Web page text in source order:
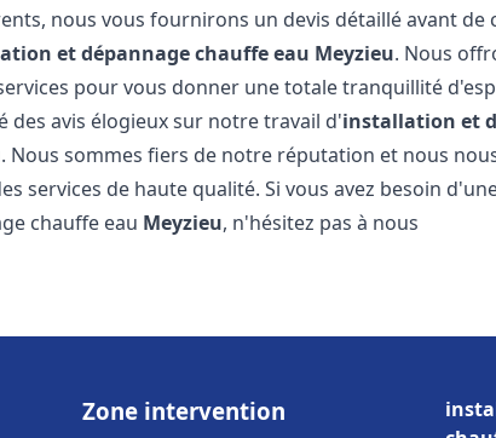
nous vous fournirons un devis détaillé avant de
et dépannage chauffe eau Meyzieu. Nous
pour vous donner une totale tranquillité
des avis élogieux sur notre travail d'installation et
. Nous sommes fiers de notre réputation et nous
services de haute qualité. Si vous avez besoin
chauffe eau Meyzieu, n'hésitez pas à nous
Zone intervention